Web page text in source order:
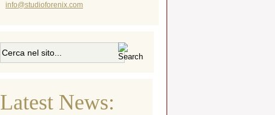
info@studioforenix.com
Latest News: